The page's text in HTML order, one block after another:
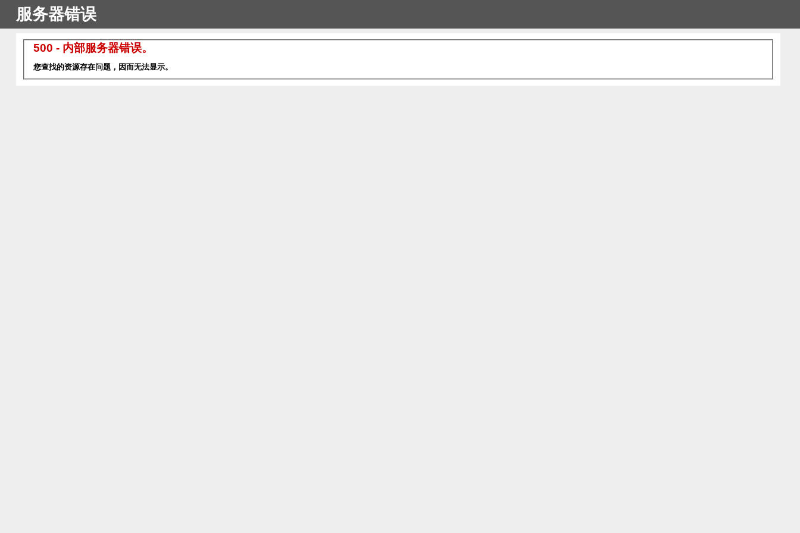
服务器错误
500 - 内部服务器错误。
您查找的资源存在问题，因而无法显示。